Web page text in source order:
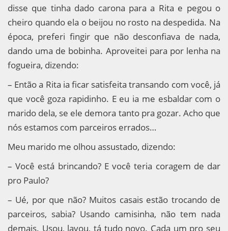
disse que tinha dado carona para a Rita e pegou o
cheiro quando ela o beijou no rosto na despedida. Na
época, preferi fingir que não desconfiava de nada,
dando uma de bobinha. Aproveitei para por lenha na
fogueira, dizendo:
– Então a Rita ia ficar satisfeita transando com você, já
que você goza rapidinho. E eu ia me esbaldar com o
marido dela, se ele demora tanto pra gozar. Acho que
nós estamos com parceiros errados…
Meu marido me olhou assustado, dizendo:
– Você está brincando? E você teria coragem de dar
pro Paulo?
– Ué, por que não? Muitos casais estão trocando de
parceiros, sabia? Usando camisinha, não tem nada
demais. Usou, lavou, tá tudo novo. Cada um pro seu